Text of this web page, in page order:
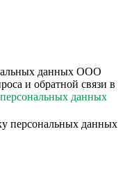
данных ООО
и обратной связи в
данных
персональных данных